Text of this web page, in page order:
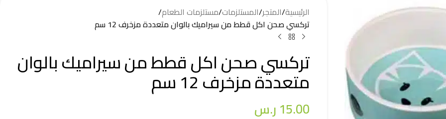
الرئيسية/المتجر/المستلزمات/مستلزمات الطعام/
تركسي صحن اكل قطط من سيراميك بالوان متعددة مزخرف 12 سم
تركسي صحن اكل قطط من سيراميك بالوان
متعددة مزخرف 12 سم
15.00ر.س